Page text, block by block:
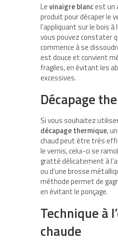
Levinaigre blancest un
produit pour décaper le
l’appliquant sur le bois à
vous pouvez constater
commence à se
est douce et convient
fragiles, en évitant les
excessives.
Décapage
Si vous souhaitez
décapage thermique,
chaud peut être très
le vernis, celui-ci se
gratté délicatement à
ou d’une brosse
méthode permet de
en évitant le ponçage.
Technique à
chaude